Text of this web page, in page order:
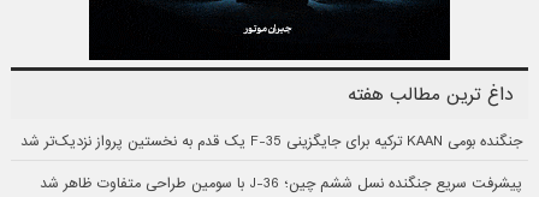
داغ ترین مطالب هفته
جنگنده بومی KAAN ترکیه برای جایگزینی F-35 یک قدم به نخستین پرواز نزدیک‌تر شد
پیشرفت سریع جنگنده نسل ششم چین؛ J-36 با سومین طراحی متفاوت ظاهر شد